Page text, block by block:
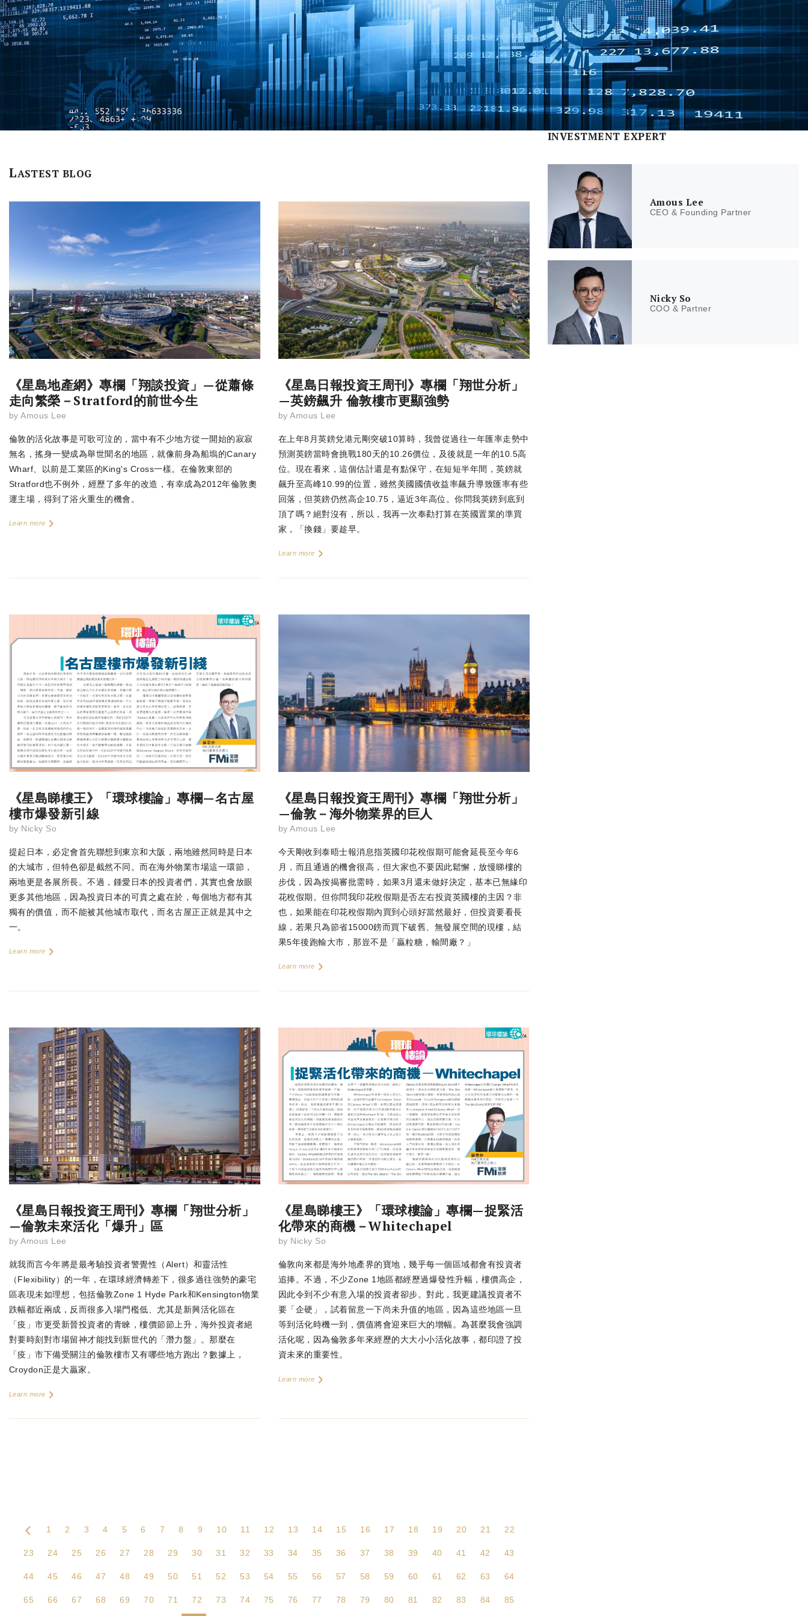
LASTEST BLOG
《星島地產網》專欄「翔談投資」—從蕭條
走向繁榮－Stratford的前世今生
by Amous Lee
倫敦的活化故事是可歌可泣的，當中有不少地方從一開始的寂寂
無名，搖身一變成為舉世聞名的地區，就像前身為船塢的Canary
Wharf、以前是工業區的King's Cross一樣。在倫敦東部的
Stratford也不例外，經歷了多年的改造，有幸成為2012年倫敦奧
運主場，得到了浴火重生的機會。
Learn more
《星島日報投資王周刊》專欄「翔世分析」
—英鎊飆升 倫敦樓市更顯強勢
by Amous Lee
在上年8月英鎊兌港元剛突破10算時，我曾從過往一年匯率走勢中
預測英鎊當時會挑戰180天的10.26價位，及後就是一年的10.5高
位。現在看來，這個估計還是有點保守，在短短半年間，英鎊就
飆升至高峰10.99的位置，雖然美國國債收益率飆升導致匯率有些
回落，但英鎊仍然高企10.75，逼近3年高位。你問我英鎊到底到
頂了嗎？絕對沒有，所以，我再一次奉勸打算在英國置業的準買
家，「換錢」要趁早。
Learn more
《星島睇樓王》「環球樓論」專欄—名古屋
樓市爆發新引線
by Nicky So
提起日本，必定會首先聯想到東京和大阪，兩地雖然同時是日本
的大城市，但特色卻是截然不同。而在海外物業市場這一環節，
兩地更是各展所長。不過，鍾愛日本的投資者們，其實也會放眼
更多其他地區，因為投資日本的可貴之處在於，每個地方都有其
獨有的價值，而不能被其他城市取代，而名古屋正正就是其中之
一。
Learn more
《星島日報投資王周刊》專欄「翔世分析」
—倫敦－海外物業界的巨人
by Amous Lee
今天剛收到泰晤士報消息指英國印花稅假期可能會延長至今年6
月，而且通過的機會很高，但大家也不要因此鬆懈，放慢睇樓的
步伐，因為按揭審批需時，如果3月還未做好決定，基本已無緣印
花稅假期。但你問我印花稅假期是否左右投資英國樓的主因？非
也，如果能在印花稅假期內買到心頭好當然最好，但投資要看長
線，若果只為節省15000鎊而買下破舊、無發展空間的現樓，結
果5年後跑輸大市，那豈不是「贏粒糖，輸間廠？」
Learn more
《星島日報投資王周刊》專欄「翔世分析」
—倫敦未來活化「爆升」區
by Amous Lee
就我而言今年將是最考驗投資者警覺性（Alert）和靈活性
（Flexibility）的一年，在環球經濟轉差下，很多過往強勢的豪宅
區表現未如理想，包括倫敦Zone 1 Hyde Park和Kensington物業
跌幅都近兩成，反而很多入場門檻低、尤其是新興活化區在
「疫」市更受新晉投資者的青睞，樓價節節上升，海外投資者絕
對要時刻對市場留神才能找到新世代的「潛力盤」。那麼在
「疫」市下備受關注的倫敦樓市又有哪些地方跑出？數據上，
Croydon正是大贏家。
Learn more
《星島睇樓王》「環球樓論」專欄—捉緊活
化帶來的商機－Whitechapel
by Nicky So
倫敦向來都是海外地產界的寶地，幾乎每一個區域都會有投資者
追捧。不過，不少Zone 1地區都經歷過爆發性升幅，樓價高企，
因此令到不少有意入場的投資者卻步。對此，我更建議投資者不
要「企硬」，試着留意一下尚未升值的地區，因為這些地區一旦
等到活化時機一到，價值將會迎來巨大的增幅。為甚麼我會強調
活化呢，因為倫敦多年來經歷的大大小小活化故事，都印證了投
資未來的重要性。
Learn more
1 2 3 4 5 6 7 8 9 10 11 12 13 14 15 16 17 18 19 20 21 22
23 24 25 26 27 28 29 30 31 32 33 34 35 36 37 38 39 40 41 42 43
44 45 46 47 48 49 50 51 52 53 54 55 56 57 58 59 60 61 62 63 64
65 66 67 68 69 70 71 72 73 74 75 76 77 78 79 80 81 82 83 84 85
INVESTMENT EXPERT
Amous Lee
CEO & Founding Partner
Nicky So
COO & Partner